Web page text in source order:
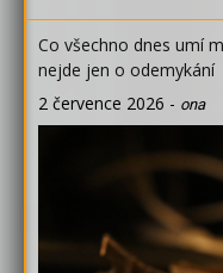
Co všechno dnes umí
nejde jen o odemykání
2 července 2026 - ona